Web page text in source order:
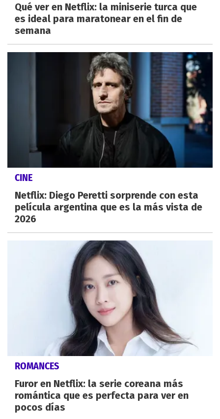
Qué ver en Netflix: la miniserie turca que
es ideal para maratonear en el fin de
semana
CINE
Netflix: Diego Peretti sorprende con esta
película argentina que es la más vista de
2026
ROMANCES
Furor en Netflix: la serie coreana más
romántica que es perfecta para ver en
pocos días